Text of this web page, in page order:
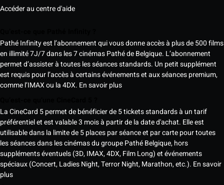
Accéder au centre d'aide
Pathé Infinity est l’abonnement qui vous donne accès à plus de 500 films
en illimité 7J/7 dans les 7 cinémas Pathé de Belgique. L’abonnement
permet d’assister à toutes les séances standards. Un petit supplément
est requis pour l’accès à certains événements et aux séances premium,
comme l’IMAX ou la 4DX. En savoir plus
La CineCard 5 permet de bénéficier de 5 tickets standards à un tarif
préférentiel et est valable 3 mois à partir de la date d'achat. Elle est
utilisable dans la limite de 5 places par séance et par carte pour toutes
les séances dans les cinémas du groupe Pathé Belgique, hors
suppléments éventuels (3D, IMAX, 4DX, Film Long) et événements
spéciaux (Concert, Ladies Night, Terror Night, Marathon, etc.). En savoir
plus